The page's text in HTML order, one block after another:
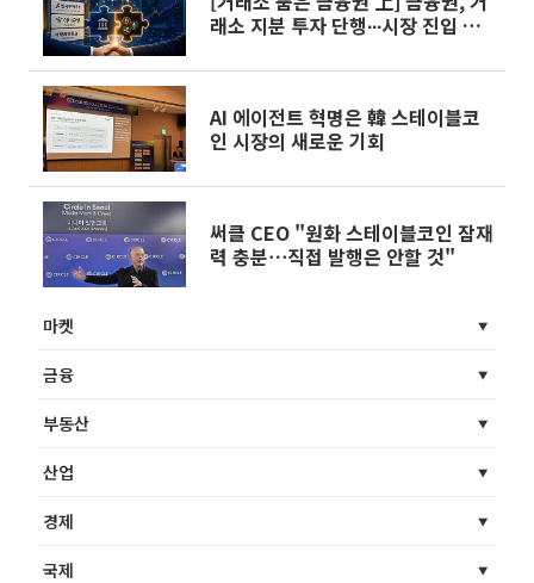
래소 지분 투자 단행∙∙∙시장 진입 시
AI 에이전트 혁명은 韓 스테이블코
인 시장의 새로운 기회
써클 CEO "원화 스테이블코인 잠재
력 충분⋯직접 발행은 안할 것"
마켓
금융
부동산
산업
경제
국제